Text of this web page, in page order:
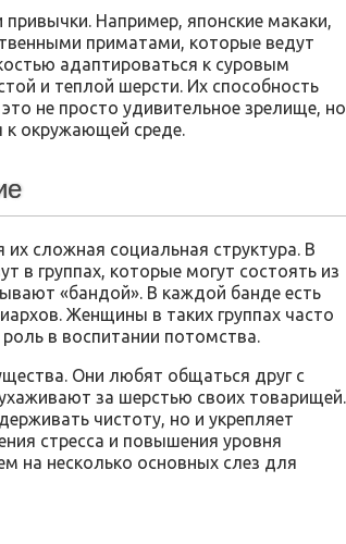
Например, японские макаки,
приматами, которые ведут
адаптироваться к суровым
и теплой шерсти. Их способность
не просто удивительное зрелище, но
к окружающей среде.
сложная социальная структура. В
в группах, которые могут состоять из
«бандой». В каждой банде есть
Женщины в таких группах часто
в воспитании потомства.
Они любят общаться друг с
за шерстью своих товарищей.
чистоту, но и укрепляет
стресса и повышения уровня
на несколько основных слез для